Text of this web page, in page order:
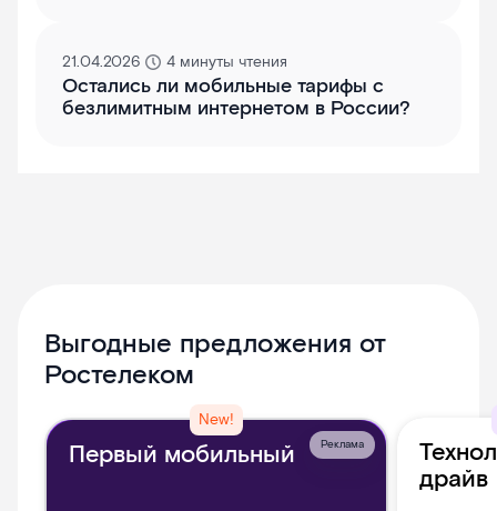
21.04.2026 4 минуты чтения
Остались ли мобильные тарифы с
безлимитным интернетом в России?
Выгодные предложения от
Ростелеком
New!
Первый мобильный Реклама
драйв